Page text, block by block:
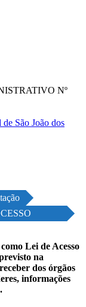
Nº
Lei de Acesso
na
dos órgãos
informações